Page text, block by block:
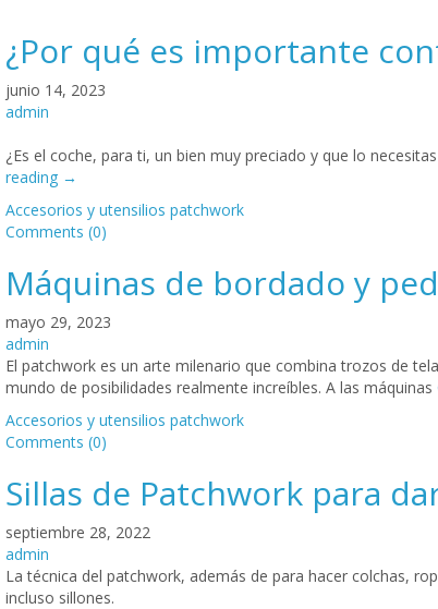
¿Por qué es importante
junio 14, 2023
admin
¿Es el coche, para ti, un bien muy preciado y que lo
reading →
Accesorios y utensilios patchwork
Comments (0)
Máquinas de bordado y
mayo 29, 2023
admin
El patchwork es un arte milenario que combina trozos de
mundo de posibilidades realmente increíbles. A las máquinas
Accesorios y utensilios patchwork
Comments (0)
Sillas de Patchwork para
septiembre 28, 2022
admin
La técnica del patchwork, además de para hacer colchas,
incluso sillones.